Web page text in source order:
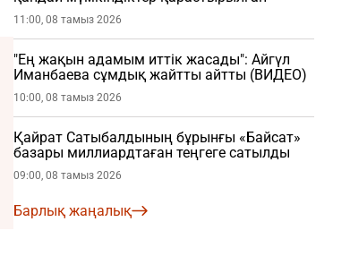
11:00, 08 тамыз 2026
"Ең жақын адамым иттік жасады": Айгүл
Иманбаева сұмдық жайтты айтты (ВИДЕО)
10:00, 08 тамыз 2026
Қайрат Сатыбалдының бұрынғы «Байсат»
базары миллиардтаған теңгеге сатылды
09:00, 08 тамыз 2026
Барлық жаңалық